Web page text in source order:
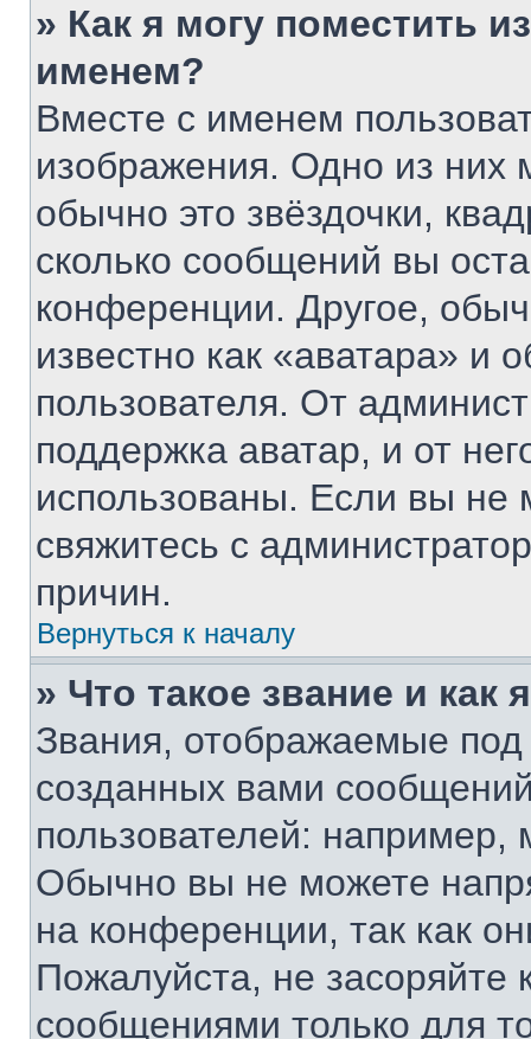
» Как я могу поместить
именем?
Вместе с именем
изображения. Одно из них
обычно это звёздочки,
сколько сообщений вы
конференции. Другое,
известно как «аватара» и
пользователя. От
поддержка аватар, и от
использованы. Если вы не
свяжитесь с
причин.
Вернуться к началу
» Что такое звание и как
Звания, отображаемые
созданных вами
пользователей: например,
Обычно вы не можете
на конференции, так как
Пожалуйста, не
сообщениями только для